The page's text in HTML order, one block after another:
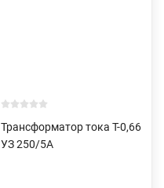
Трансформатор тока Т-0,66
УЗ 250/5А